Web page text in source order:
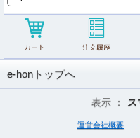
e-honトップへ
表示 ：
運営会社概要